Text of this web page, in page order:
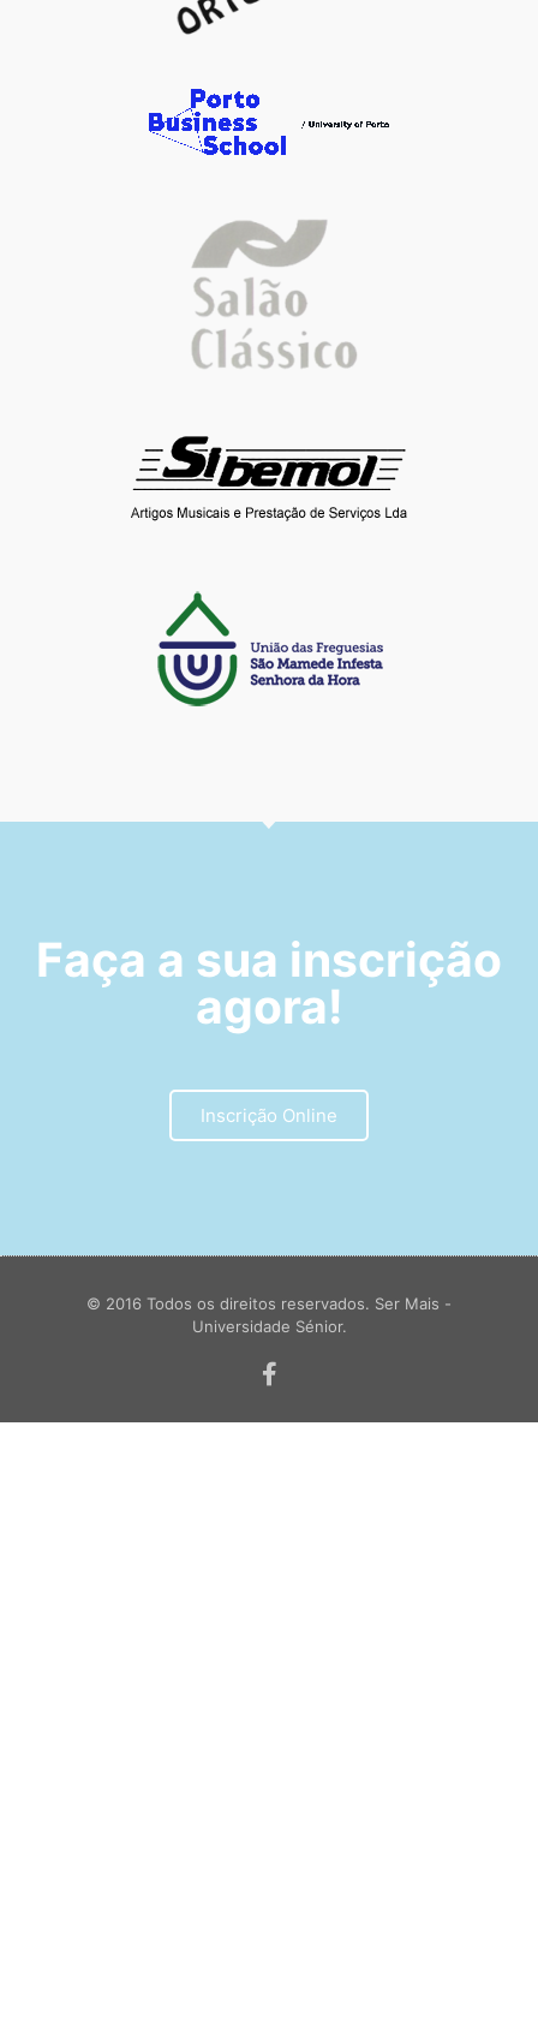
Faça a sua inscrição
agora!
Inscrição Online
© 2016 Todos os direitos reservados. Ser Mais -
Universidade Sénior.